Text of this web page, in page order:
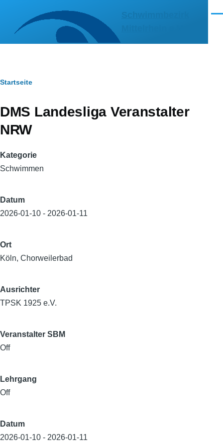
Pfadnavigation
Startseite
DMS Landesliga Veranstalter
NRW
Kategorie
Schwimmen
Datum
2026-01-10 - 2026-01-11
Ort
Köln, Chorweilerbad
Ausrichter
TPSK 1925 e.V.
Veranstalter SBM
Off
Lehrgang
Off
Datum
2026-01-10 - 2026-01-11